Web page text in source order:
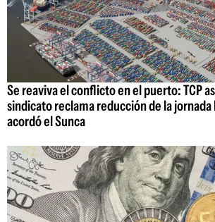
Se reaviva el conflicto en el puerto: TCP
sindicato reclama reducción de la
acordó el Sunca